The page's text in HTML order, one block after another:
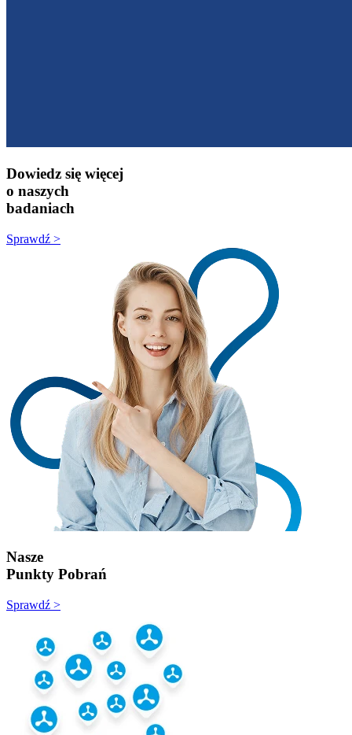
Dowiedz się więcej
o naszych
badaniach
Sprawdź >
Nasze
Punkty Pobrań
Sprawdź >